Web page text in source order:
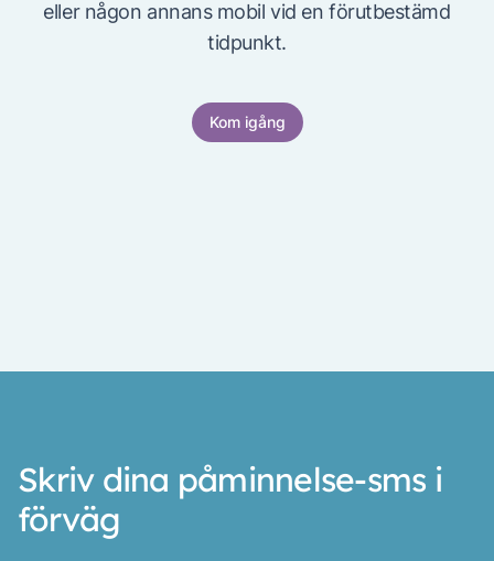
eller någon annans mobil vid en förutbestämd
tidpunkt.
Kom igång
Skriv dina påminnelse-sms i
förväg